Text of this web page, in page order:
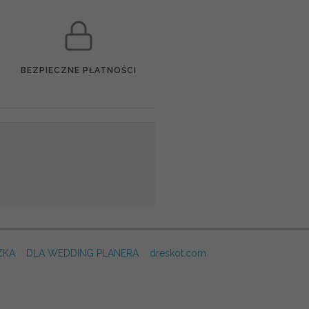
BEZPIECZNE PŁATNOŚCI
DLA WEDDING PLANERA dreskot.com